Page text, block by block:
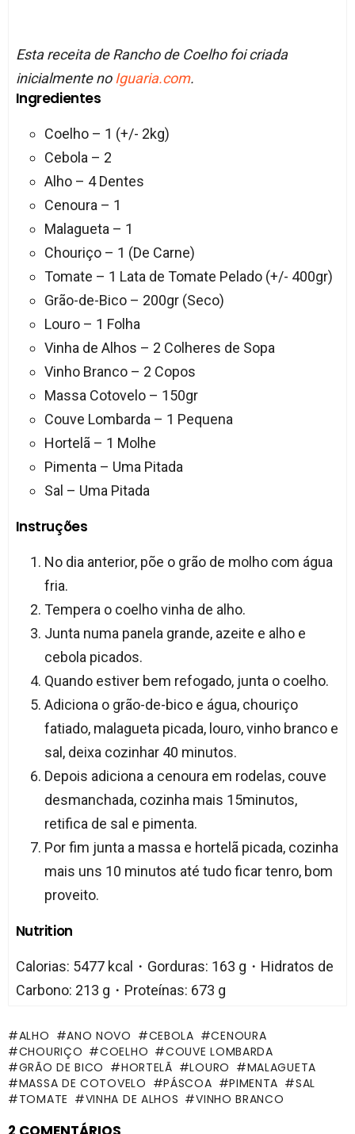
Esta receita de Rancho de Coelho foi criada
inicialmente no Iguaria.com.
Ingredientes
Coelho – 1 (+/- 2kg)
Cebola – 2
Alho – 4 Dentes
Cenoura – 1
Malagueta – 1
Chouriço – 1 (De Carne)
Tomate – 1 Lata de Tomate Pelado (+/- 400gr)
Grão-de-Bico – 200gr (Seco)
Louro – 1 Folha
Vinha de Alhos – 2 Colheres de Sopa
Vinho Branco – 2 Copos
Massa Cotovelo – 150gr
Couve Lombarda – 1 Pequena
Hortelã – 1 Molhe
Pimenta – Uma Pitada
Sal – Uma Pitada
Instruções
No dia anterior, põe o grão de molho com água
fria.
Tempera o coelho vinha de alho.
Junta numa panela grande, azeite e alho e
cebola picados.
Quando estiver bem refogado, junta o coelho.
Adiciona o grão-de-bico e água, chouriço
fatiado, malagueta picada, louro, vinho branco e
sal, deixa cozinhar 40 minutos.
Depois adiciona a cenoura em rodelas, couve
desmanchada, cozinha mais 15minutos,
retifica de sal e pimenta.
Por fim junta a massa e hortelã picada, cozinha
mais uns 10 minutos até tudo ficar tenro, bom
proveito.
Nutrition
Calorias: 5477 kcal・Gorduras: 163 g・Hidratos de
Carbono: 213 g・Proteínas: 673 g
ALHO ANO NOVO CEBOLA
CENOURA
CHOURIÇO
COELHO
COUVE LOMBARDA
GRÃO DE BICO
HORTELÃ LOURO
MALAGUETA
MASSA DE COTOVELO
PÁSCOA PIMENTA
SAL
TOMATE
VINHA DE ALHOS VINHO BRANCO